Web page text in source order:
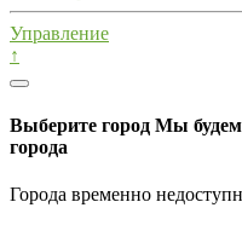
Управление
↑
Выберите город Мы будем
города
Города временно